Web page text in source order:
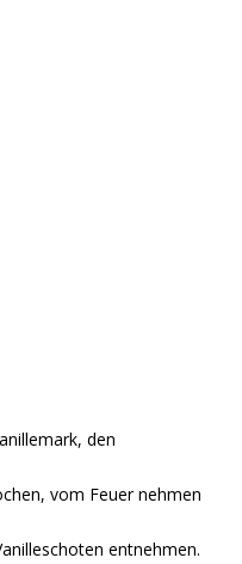
den
vom Feuer nehmen
entnehmen.